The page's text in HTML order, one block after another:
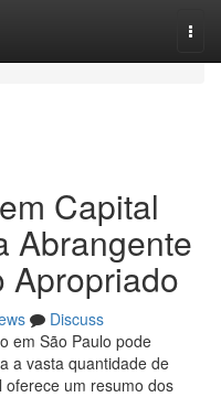
Capital
Abrangente
Apropriado
Discuss
em São Paulo pode
a vasta quantidade de
um resumo dos